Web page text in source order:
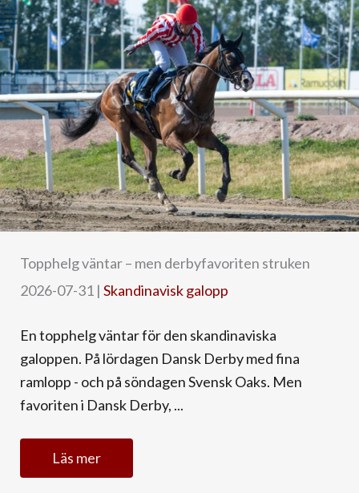
Topphelg väntar – men derbyfavoriten struken
2026-07-31 | Skandinavisk galopp
En topphelg väntar för den skandinaviska
galoppen. På lördagen Dansk Derby med fina
ramlopp - och på söndagen Svensk Oaks. Men
favoriten i Dansk Derby, ...
Läs mer